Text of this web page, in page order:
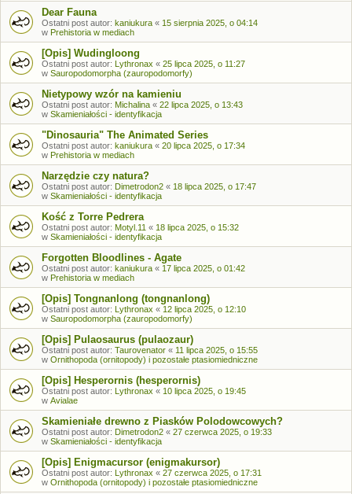
Dear Fauna
Ostatni post autor: kaniukura « 15 sierpnia 2025, o 04:14
w Prehistoria w mediach
[Opis] Wudingloong
Ostatni post autor: Lythronax « 25 lipca 2025, o 11:27
w Sauropodomorpha (zauropodomorfy)
Nietypowy wzór na kamieniu
Ostatni post autor: Michalina « 22 lipca 2025, o 13:43
w Skamieniałości - identyfikacja
"Dinosauria" The Animated Series
Ostatni post autor: kaniukura « 20 lipca 2025, o 17:34
w Prehistoria w mediach
Narzędzie czy natura?
Ostatni post autor: Dimetrodon2 « 18 lipca 2025, o 17:47
w Skamieniałości - identyfikacja
Kość z Torre Pedrera
Ostatni post autor: Motyl.11 « 18 lipca 2025, o 15:32
w Skamieniałości - identyfikacja
Forgotten Bloodlines - Agate
Ostatni post autor: kaniukura « 17 lipca 2025, o 01:42
w Prehistoria w mediach
[Opis] Tongnanlong (tongnanlong)
Ostatni post autor: Lythronax « 12 lipca 2025, o 12:10
w Sauropodomorpha (zauropodomorfy)
[Opis] Pulaosaurus (pulaozaur)
Ostatni post autor: Taurovenator « 11 lipca 2025, o 15:55
w Ornithopoda (ornitopody) i pozostałe ptasiomiedniczne
[Opis] Hesperornis (hesperornis)
Ostatni post autor: Lythronax « 10 lipca 2025, o 19:45
w Avialae
Skamieniałe drewno z Piasków Polodowcowych?
Ostatni post autor: Dimetrodon2 « 27 czerwca 2025, o 19:33
w Skamieniałości - identyfikacja
[Opis] Enigmacursor (enigmakursor)
Ostatni post autor: Lythronax « 27 czerwca 2025, o 17:31
w Ornithopoda (ornitopody) i pozostałe ptasiomiedniczne